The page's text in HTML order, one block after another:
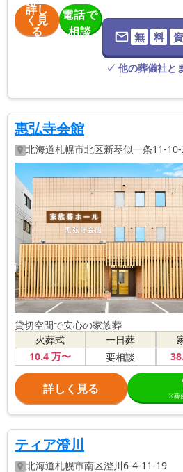
詳し
く見
る
電話で
相談
無 料 資
✓ 他の葬儀社と
惠弘寺会館
北海道札幌市北区新琴似一条11-
貸切空間で安心の家族葬
火葬式
10.4万〜
一日葬
要相談
38
詳しく見る ※葬
ティア澄川
北海道札幌市南区澄川6-4-11-19